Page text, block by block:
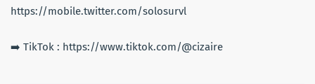
https://mobile.twitter.com/solosurvl
➡️ TikTok : https://www.tiktok.com/@cizaire